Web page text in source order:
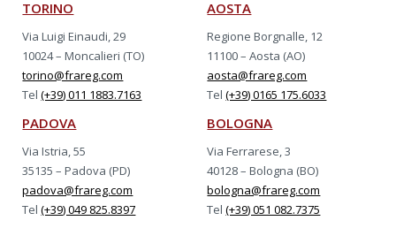
TORINO
Via Luigi Einaudi, 29
10024 – Moncalieri (TO)
torino@frareg.com
Tel(+39) 011 1883.7163
AOSTA
Regione Borgnalle, 12
11100 – Aosta (AO)
aosta@frareg.com
Tel(+39) 0165 175.6033
PADOVA
Via Istria, 55
35135 – Padova (PD)
padova@frareg.com
Tel(+39) 049 825.8397
BOLOGNA
Via Ferrarese, 3
40128 – Bologna (BO)
bologna@frareg.com
Tel(+39) 051 082.7375